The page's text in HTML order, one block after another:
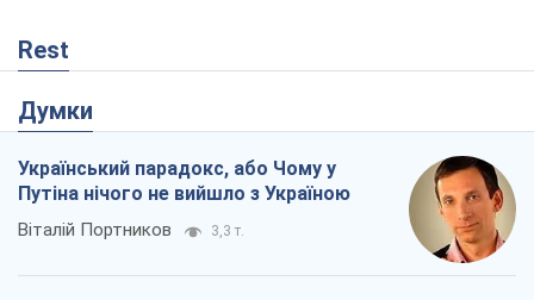
Rest
Думки
Український парадокс, або Чому у
Путіна нічого не вийшло з Україною
Віталій Портников 3,3 т.